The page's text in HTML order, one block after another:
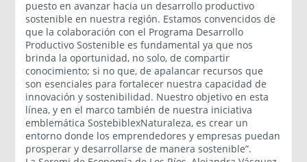
puesto en avanzar hacia un desarrollo productivo
sostenible en nuestra región. Estamos convencidos de
que la colaboración con el Programa Desarrollo
Productivo Sostenible es fundamental ya que nos
brinda la oportunidad, no solo, de compartir
conocimiento; si no que, de apalancar recursos que
son esenciales para fortalecer nuestra capacidad de
innovación y sostenibilidad. Nuestro objetivo en esta
línea, y en el marco también de nuestra iniciativa
emblemática SostebiblexNaturaleza, es crear un
entorno donde los emprendedores y empresas puedan
prosperar y desarrollarse de manera sostenible”.